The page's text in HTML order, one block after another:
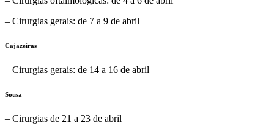
– Cirurgias gerais: de 7 a 9 de abril
Cajazeiras
– Cirurgias gerais: de 14 a 16 de abril
Sousa
– Cirurgias de 21 a 23 de abril